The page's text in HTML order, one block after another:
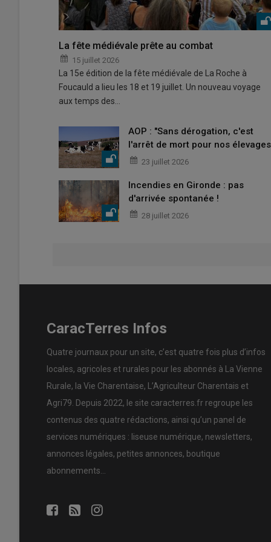
La fête médiévale prête au combat
15 juillet 2026
La 15e édition de la fête médiévale de La Roche à
Foucauld a lieu les 18 et 19 juillet. Un nouveau voyage
aux temps des…
AOP : "Sans dérogation, c'est
l'arrêt de mort pour nos
23 juillet 2026
Incendies en Gironde : pas
d'arrivée spontanée !
28 juillet 2026
CaracTerres Infos
Quatre journaux pour un site, c’est quatre fois plus d’infos
locales, agricoles et rurales pour les abonnés à La Vienne
Rurale, la Vie Charentaise, L’Agriculteur Charentais et
Agri79. Depuis 2022, le site caracterres.fr regroupe les
contenus des quatre rédactions, ainsi qu’un panel de
services numériques : liseuse numérique, newsletters,
annonces légales, petites annonces, boutique
abonnements…